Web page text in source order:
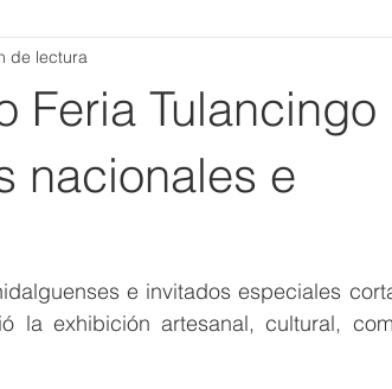
Feria Tulancingo
nacionales e
de lectura
e invitados especiales
la exhibición artesanal, cultural,